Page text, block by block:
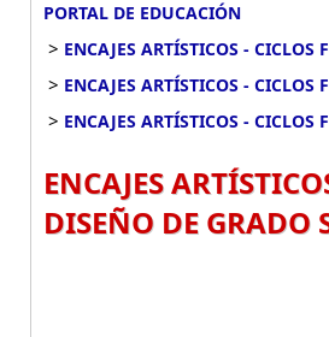
PORTAL DE EDUCACIÓN
> ENCAJES ARTÍSTICOS - CICLOS
> ENCAJES ARTÍSTICOS - CICLOS
> ENCAJES ARTÍSTICOS - CICLOS
ENCAJES
DISEÑO DE GRADO